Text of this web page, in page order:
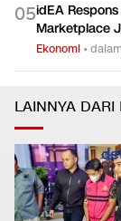
05idEA
Marketplace
Ekonomi •
LAINNYA DARI